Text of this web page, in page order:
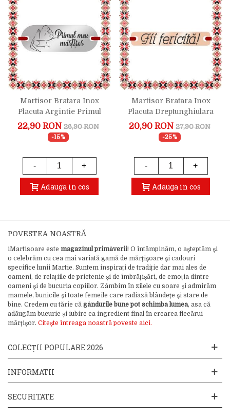
Martisor Bratara Inox
Placuta Argintie Primul
Meu Martisor
22,90 RON 26,90 RON
-15%
- +
Adauga in cos
Martisor Bratara Inox
Placuta Dreptunghiulara
Rose Gold Fii Fericita
20,90 RON 27,90 RON
-25%
- +
Adauga in cos
POVESTEA NOASTRĂ
iMartisoare este magazinul primăverii! O întâmpinăm, o așteptăm și
o celebrăm cu cea mai variată gamă de mărțișoare și cadouri
specifice lunii Martie. Suntem inspirați de tradiție dar mai ales de
oameni, de relațiile de prietenie și de îmbrățișări, de emoția dintre
oameni și de bucuria copiilor. Zâmbim în zilele cu soare și admirăm
mamele, bunicile și toate femeile care radiază blândețe și stare de
bine. Credem cu tărie că gândurile bune pot schimba lumea, asa că
adăugăm bucurie și iubire ca ingredient final în crearea fiecărui
mărțișor. Citește întreaga noastră poveste aici.
COLECȚII POPULARE 2026
INFORMATII
SECURITATE